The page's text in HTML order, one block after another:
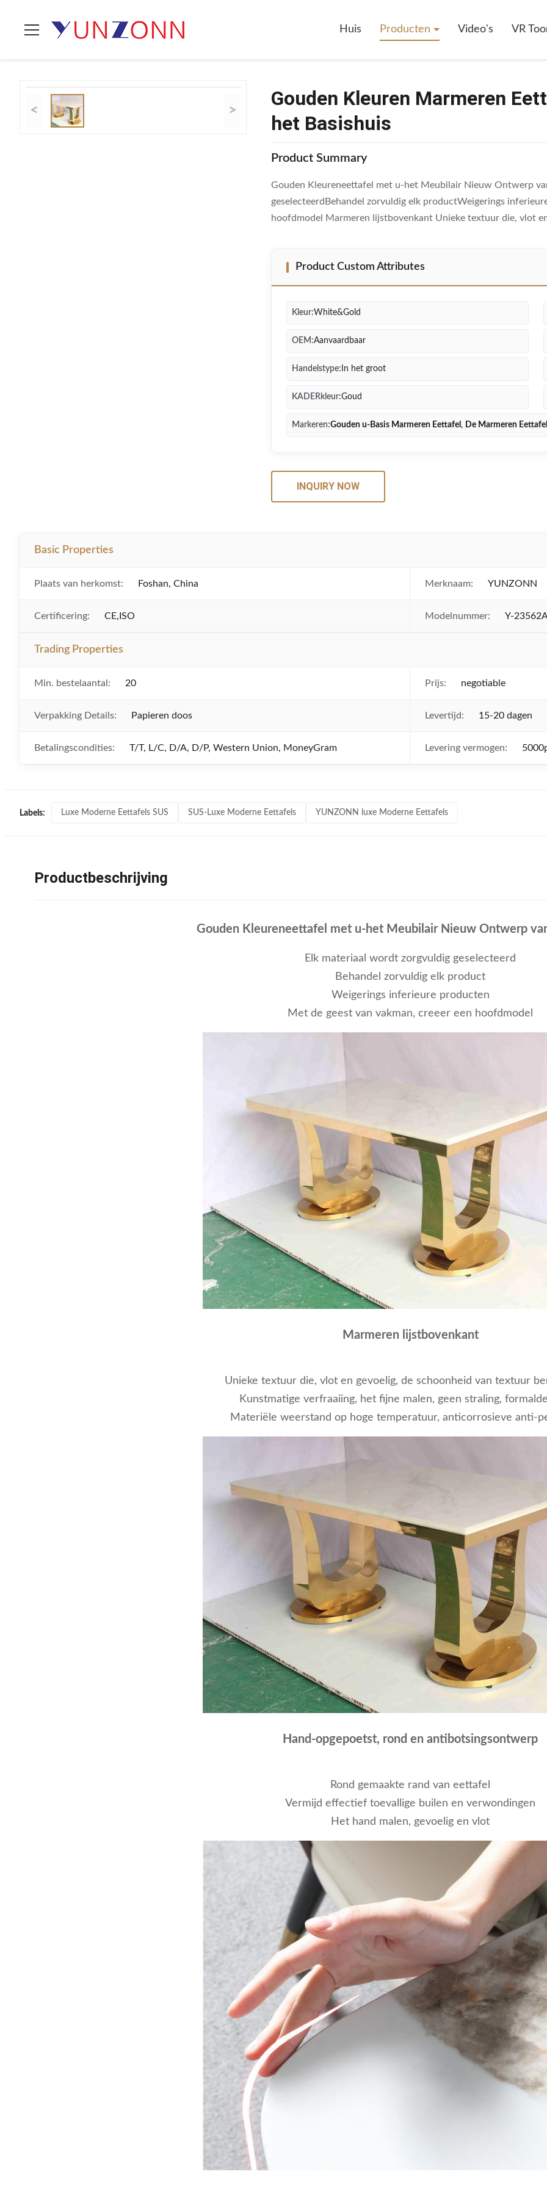
Huis Producten Video's VR
< >
Gouden Kleuren Marmeren
het Basishuis
Product Summary
Gouden Kleureneettafel met u-het Meubilair Nieuw Ontwerp
geselecteerdBehandel zorvuldig elk productWeigerings
hoofdmodel Marmeren lijstbovenkant Unieke textuur die, vlot
Product Custom Attributes
Kleur:White&Gold
OEM:Aanvaardbaar
Handelstype: In het groot
KADERkleur:Goud
Markeren:Gouden u-Basis Marmeren Eettafel , De Marmeren
INQUIRY NOW
Basic Properties
Plaats van herkomst: Foshan, China Merknaam: YUNZONN
Certificering: CE,ISO Modelnummer: Y-
Trading Properties
Min. bestelaantal: 20 Prijs: negotiable
Verpakking Details: Papieren doos Levertijd: 15-20 dagen
Betalingscondities: T/T, L/C, D/A, D/P, Western Union, MoneyGram Levering vermogen:
Labels: Luxe Moderne Eettafels SUS SUS-Luxe Moderne Eettafels YUNZONN luxe Moderne Eettafels
Productbeschrijving
Gouden Kleureneettafel met u-het Meubilair Nieuw Ontwerp
Elk materiaal wordt zorgvuldig geselecteerd
Behandel zorvuldig elk product
Weigerings inferieure producten
Met de geest van vakman, creeer een hoofdmodel
Marmeren lijstbovenkant
Unieke textuur die, vlot en gevoelig, de schoonheid van textuur
Kunstmatige verfraaiing, het fijne malen, geen straling,
Materiële weerstand op hoge temperatuur, anticorrosieve anti-
Hand-opgepoetst, rond en antibotsingsontwerp
Rond gemaakte rand van eettafel
Vermijd effectief toevallige builen en verwondingen
Het hand malen, gevoelig en vlot